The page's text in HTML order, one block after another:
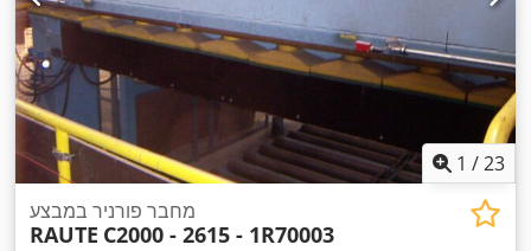
1 /23
מחבר פורניר במבצע
RAUTE C2000 - 2615 - 1R70003